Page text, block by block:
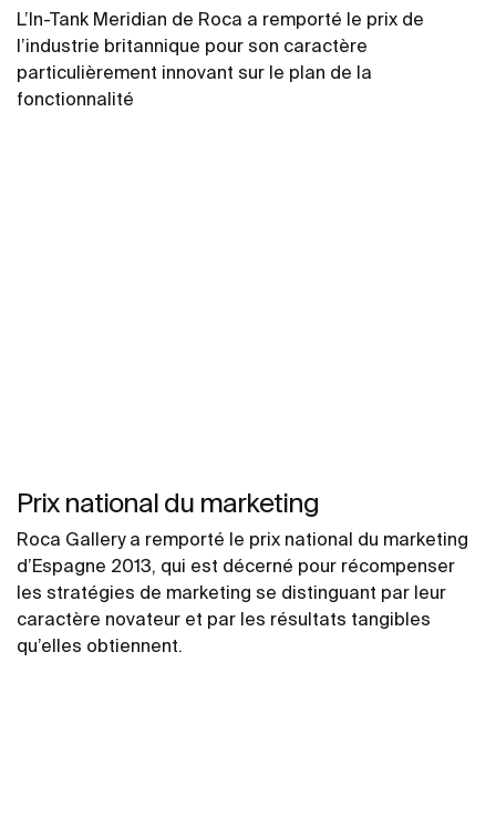
L’In-Tank Meridian de Roca a remporté le prix de
l’industrie britannique pour son caractère
particulièrement innovant sur le plan de la
fonctionnalité
Prix national du marketing
Roca Gallery a remporté le prix national du marketing
d’Espagne 2013, qui est décerné pour récompenser
les stratégies de marketing se distinguant par leur
caractère novateur et par les résultats tangibles
qu’elles obtiennent.